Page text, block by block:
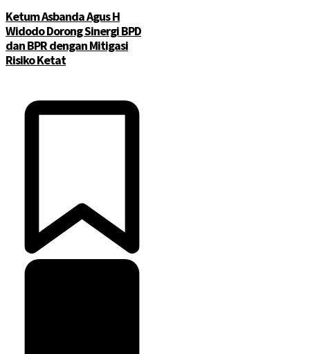
Ketum Asbanda Agus H
Widodo Dorong Sinergi BPD
dan BPR dengan Mitigasi
Risiko Ketat